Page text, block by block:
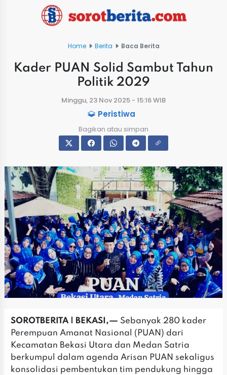
Home Berita Baca Berita
Kader PUAN Solid Sambut Tahun
Politik 2029
Minggu, 23 Nov 2025 - 15:16 WIB
Peristiwa
Bagikan atau simpan
SOROTBERITA | BEKASI,— Sebanyak 280 kader
Perempuan Amanat Nasional (PUAN) dari
Kecamatan Bekasi Utara dan Medan Satria
berkumpul dalam agenda Arisan PUAN sekaligus
konsolidasi pembentukan tim pendukung hingga